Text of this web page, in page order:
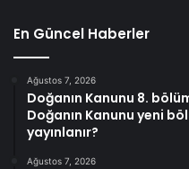
En Güncel Haberler
Ağustos 7, 2026
Doğanın Kanunu 8.
Doğanın Kanunu yeni
yayınlanır?
Ağustos 7, 2026